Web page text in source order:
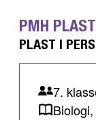
PMH
PLAST I
7.